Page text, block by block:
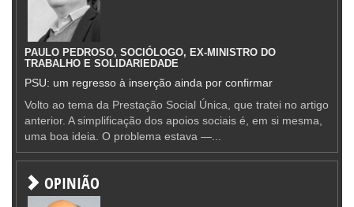
PAULO PEDROSO, SOCIÓLOGO, EX-MINISTRO DO
TRABALHO E SOLIDARIEDADE
PSU: um regresso à inserção ainda por confirmar
Volto ao tema da Prestação Social Única, que tratei no artigo
anterior. A simplificação dos apoios sociais é, em si mesma,
uma boa ideia. O problema estava —...
OPINIÃO